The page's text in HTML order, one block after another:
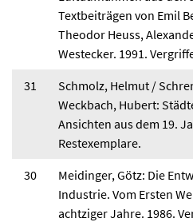
Textbeiträgen von Emil
Theodor Heuss,
Westecker. 1991.
31
Schmolz, Helmut /
Weckbach, Hubert:
Ansichten aus dem 19.
Restexemplare.
30
Meidinger, Götz: Die
Industrie. Vom Ersten
achtziger Jahre. 1986.